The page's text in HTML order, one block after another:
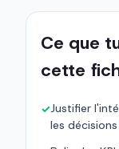
Ce que
cette
✓Justifier
les décisions